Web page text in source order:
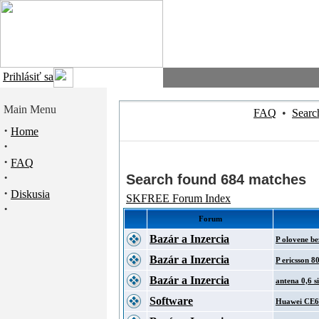
Prihlásiť sa
Main Menu
· Home
·
· FAQ
·
· Diskusia
·
FAQ •
Search found 684 matches
SKFREE Forum Index
Forum
Bazár a Inzercia P olovene
Bazár a Inzercia P ericsson
Bazár a Inzercia antena 0,6
Software Huawei